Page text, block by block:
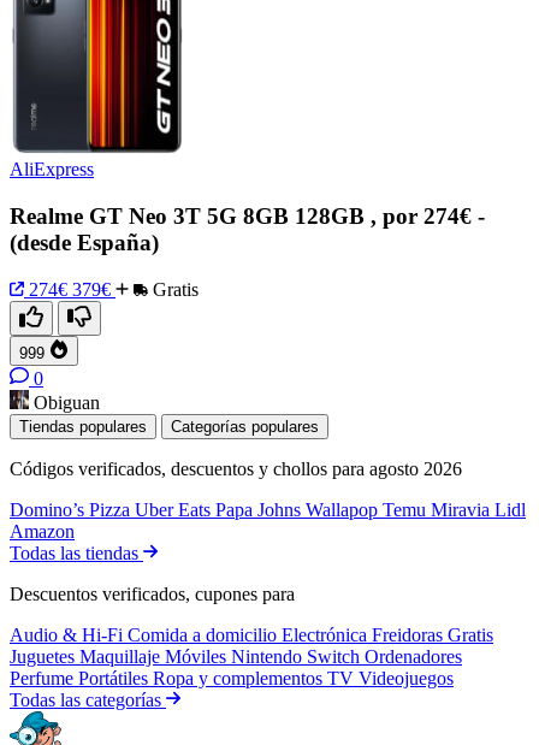
AliExpress
Realme GT Neo 3T 5G 8GB 128GB , por 274€ -
(desde España)
274€ 379€ Gratis
999
0
Obiguan
Tiendas populares Categorías populares
Códigos verificados, descuentos y chollos para agosto 2026
Domino’s Pizza Uber Eats Papa Johns Wallapop Temu Miravia Lidl
Amazon
Todas las tiendas
Descuentos verificados, cupones para
Audio & Hi-Fi Comida a domicilio Electrónica Freidoras Gratis
Juguetes Maquillaje Móviles Nintendo Switch Ordenadores
Perfume Portátiles Ropa y complementos TV Videojuegos
Todas las categorías